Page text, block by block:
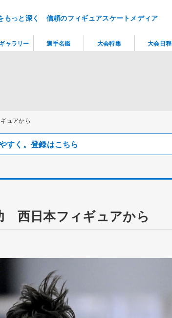
もっと深く 信頼のフィギュアスケートメディア
ュアから
すく。登録はこちら
西日本フィギュアから
ャラリー 選手名鑑 大会特集 大会日程